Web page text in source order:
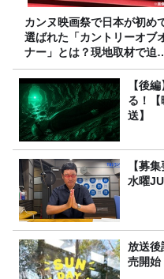
カンヌ映画祭で日本が初め
選ばれた「カントリーオブ
ナー」とは？現地取材で迫
選出の意味
【後
る！
送】
【募
水曜
放送後
売開始